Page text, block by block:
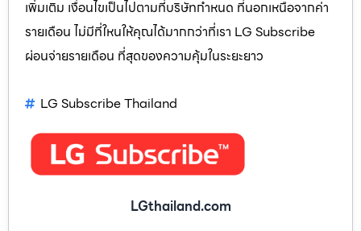
เพิ่มเติม เงื่อนไขเป็นไปตามที่บริษัทกำหนด ที่นอกเหนือจากค่า
รายเดือน ไม่มีที่ใหนให้คุณได้มากกว่าที่เรา LG Subscribe
ผ่อนจ่ายรายเดือน ที่สุดของความคุ้มในระยะยาว
LG Subscribe Thailand
LGthailand.com